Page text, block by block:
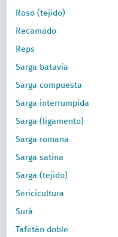
Raso (tejido)
Recamado
Reps
Sarga batavia
Sarga compuesta
Sarga interrumpida
Sarga (ligamento)
Sarga romana
Sarga satina
Sarga (tejido)
Sericicultura
Surá
Tafetán doble